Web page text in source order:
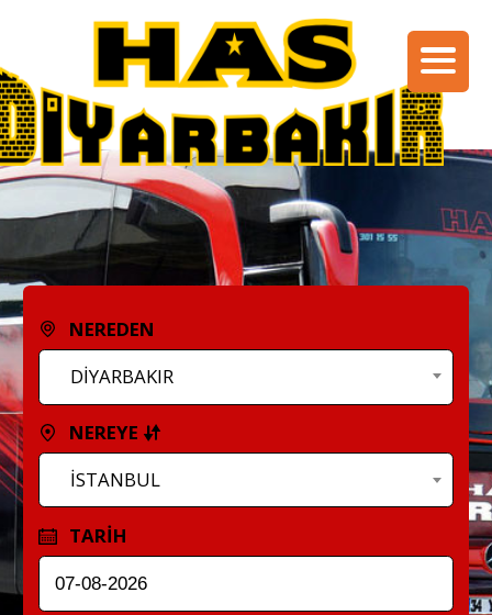
NEREDEN
DİYARBAKIR
NEREYE
İSTANBUL
TARİH